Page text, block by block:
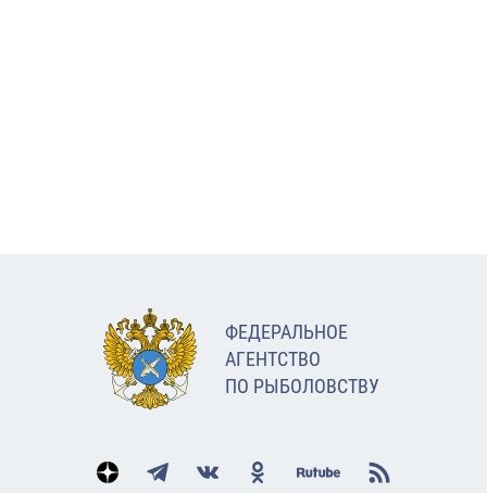
ФЕДЕРАЛЬНОЕ
АГЕНТСТВО
ПО РЫБОЛОВСТВУ